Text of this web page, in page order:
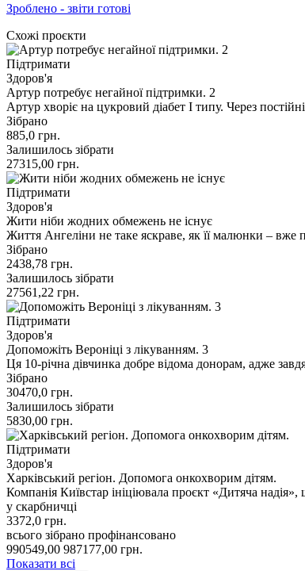
Зроблено - звіти готові
Схожі проєкти
Підтримати
Здоров'я
Артур потребує негайної підтримки. 2
Артур хворіє на цукровий діабет І типу. Через
Зібрано
885,0 грн.
Залишилось зібрати
27315,00 грн.
Підтримати
Здоров'я
Жити ніби жодних обмежень не існує
Життя Ангеліни не таке яскраве, як її малюнки – вже
Зібрано
2438,78 грн.
Залишилось зібрати
27561,22 грн.
Підтримати
Здоров'я
Допоможіть Вероніці з лікуванням. 3
Ця 10-річна дівчинка добре відома донорам, адже
Зібрано
30470,0 грн.
Залишилось зібрати
5830,00 грн.
Підтримати
Здоров'я
Харківський регіон. Допомога онкохворим дітям.
Компанія Київстар ініціювала проєкт «Дитяча
у скарбничці
3372,0 грн.
всього зібрано профінансовано
990549,00 987177,00 грн.
Показати всі